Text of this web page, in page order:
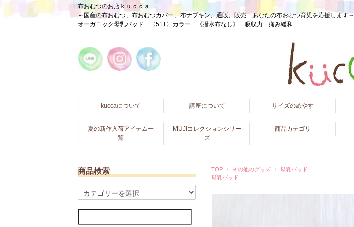
布おむつのお店ｋｕｃｃａ
～国産の布おむつ、布おむつカバー、布ナプキン、通販、販売 あなたの布おむつ育児を応援します～
オーガニック母乳パッド 〈51T〉カラー 《撥水布なし》 吸収力 痛み緩和
kuccaについて 講座について サイズのめやす
夏の新作入荷アイテム一
覧
MUJIコレクションシリー
ズ
商品カテゴリ
TOP その他のグッズ
母乳パッド
母乳パッド
商品検索